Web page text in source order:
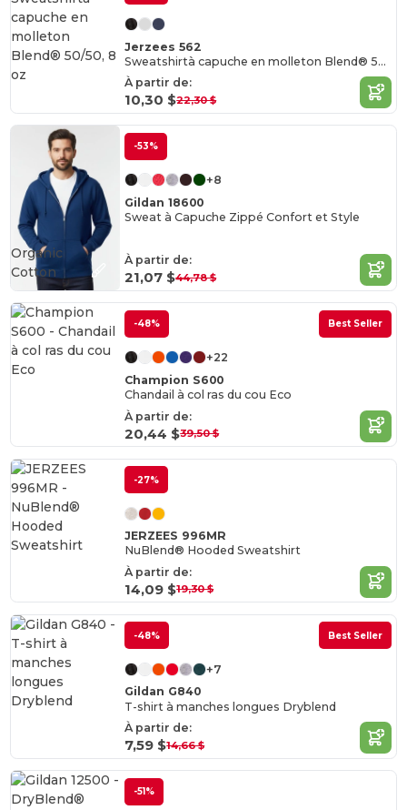
Jerzees 562
Sweatshirtà capuche en molleton Blend® 50/50, 8 oz
À partir de:
10,30 $22,30 $
-53%
+8
Gildan 18600
Sweat à Capuche Zippé Confort et Style
À partir de:
21,07 $44,78 $
Organic
Cotton
-48% Best Seller
+22
Champion S600
Chandail à col ras du cou Eco
À partir de:
20,44 $39,50 $
-27%
JERZEES 996MR
NuBlend® Hooded Sweatshirt
À partir de:
14,09 $19,30 $
-48% Best Seller
+7
Gildan G840
T-shirt à manches longues Dryblend
À partir de:
7,59 $14,66 $
-51%